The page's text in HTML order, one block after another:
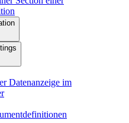
Datenanzeige im